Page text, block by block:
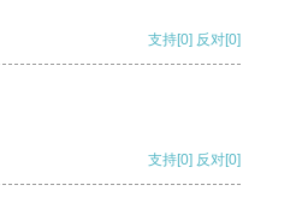
支持[0] 反对[0]
支持[0] 反对[0]